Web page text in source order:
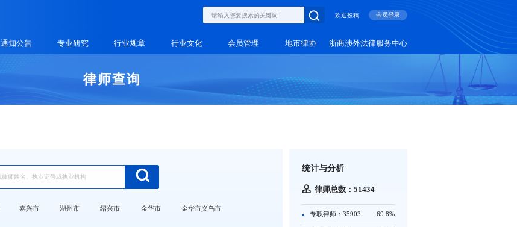
欢迎投稿 会员登录
通知公告 专业研究 行业规章 行业文化 会员管理 地市律协 浙商涉外法律服务中心
律师查询
嘉兴市 湖州市 绍兴市 金华市 金华市义乌市
统计与分析
律师总数：51434
专职律师：35903 69.8%